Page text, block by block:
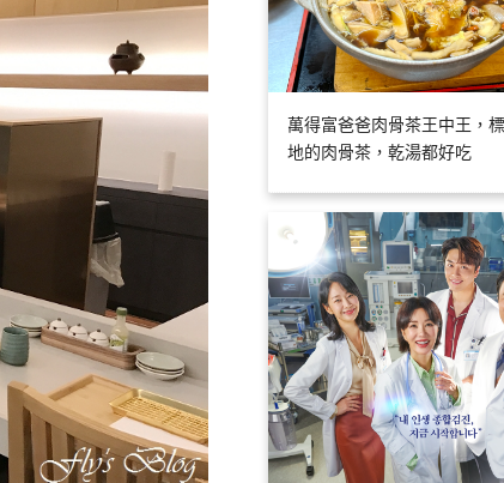
萬得富爸爸肉骨茶王中王，
地的肉骨茶，乾湯都好吃